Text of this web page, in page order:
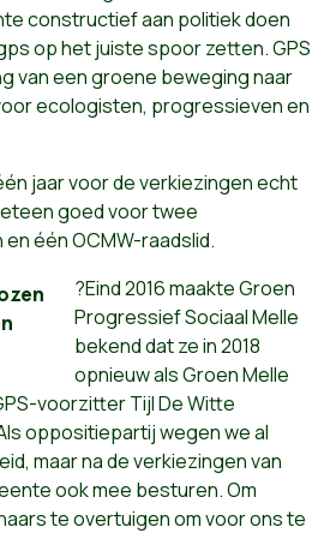
constructief aan politiek doen
op het juiste spoor zetten. GPS
van een groene beweging naar
ecologisten, progressieven en
jaar voor de verkiezingen echt
goed voor twee
één OCMW-raadslid.
?Eind 2016 maakte Groen
Progressief Sociaal Melle
bekend dat ze in 2018
opnieuw als Groen Melle
voorzitter Tijl De Witte
oppositiepartij wegen we al
maar na de verkiezingen van
ook mee besturen. Om
te overtuigen om voor ons te